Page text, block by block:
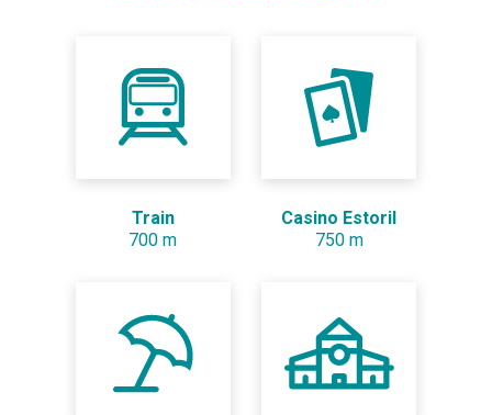
Train
700 m
Casino Estoril
750 m